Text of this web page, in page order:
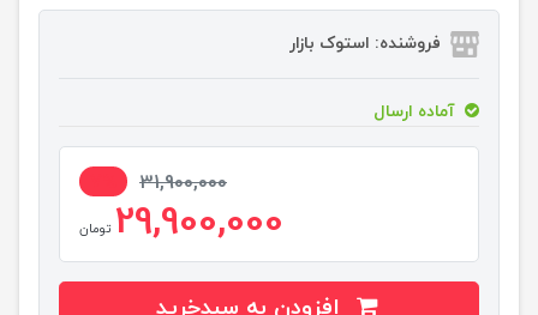
فروشنده: استوک بازار
آماده ارسال
31,900,000
29,900,000 تومان